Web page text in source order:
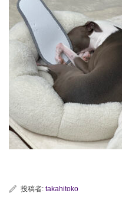
投稿者: takahitoko